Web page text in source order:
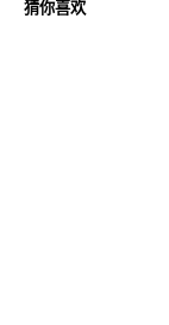
猜你喜欢